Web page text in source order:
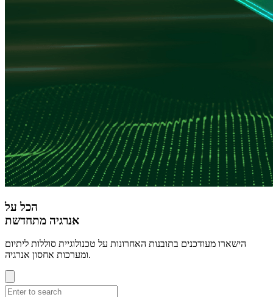
הכל על
אנרגיה מתחדשת
הישארו מעודכנים בתובנות האחרונות על טכנולוגיית סוללות ליתיום
ומערכות אחסון אנרגיה.